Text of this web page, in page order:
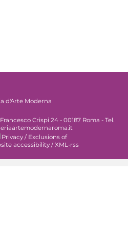
d'Arte Moderna
Crispi 24 - 00187 Roma - Tel.
Privacy / Exclusions of
accessibility / XML-rss